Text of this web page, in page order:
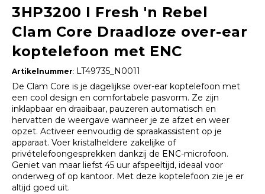
3HP3200 I Fresh 'n Rebel
Clam Core Draadloze over-ear
koptelefoon met ENC
Artikelnummer: LT49735_N0011
De Clam Core is je dagelijkse over-ear koptelefoon met
een cool design en comfortabele pasvorm. Ze zijn
inklapbaar en draaibaar, pauzeren automatisch en
hervatten de weergave wanneer je ze afzet en weer
opzet. Activeer eenvoudig de spraakassistent op je
apparaat. Voer kristalheldere zakelijke of
privételefoongesprekken dankzij de ENC-microfoon.
Geniet van maar liefst 45 uur afspeeltijd, ideaal voor
onderweg of op kantoor. Met deze koptelefoon zie je er
altijd goed uit.